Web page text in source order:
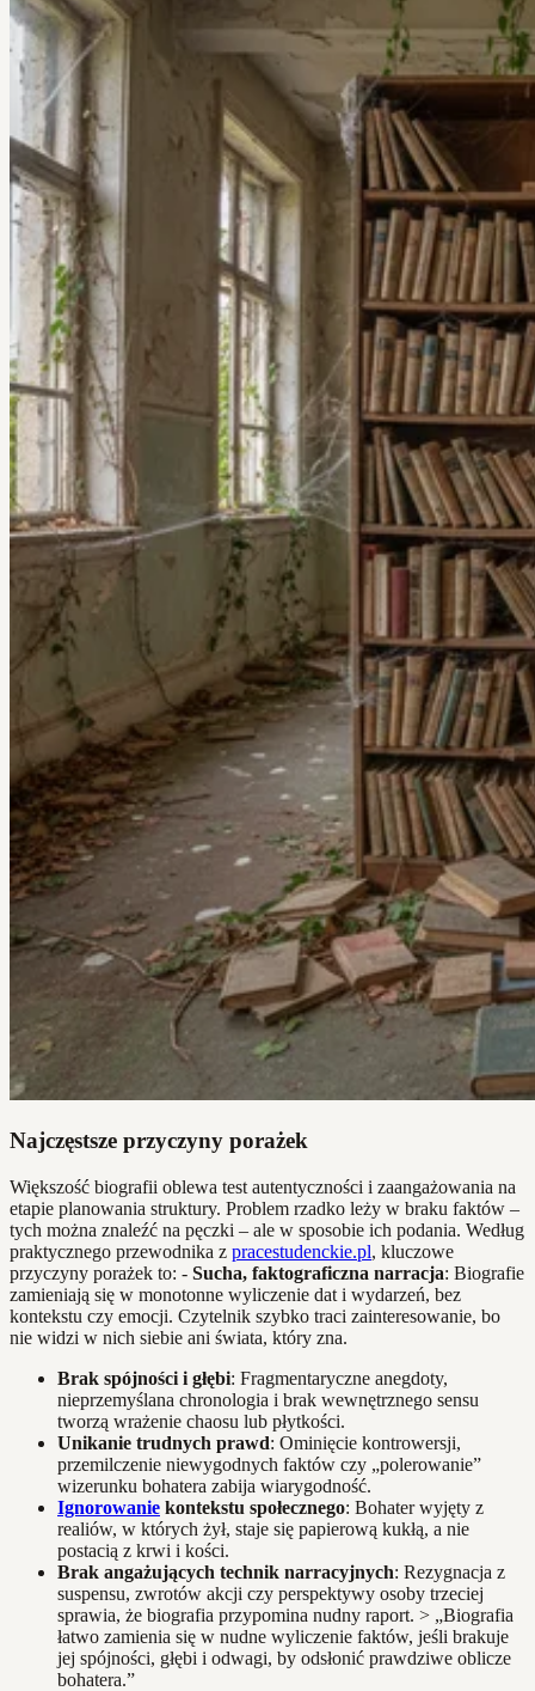
Najczęstsze przyczyny porażek
Większość biografii oblewa test autentyczności i zaangażowania na
etapie planowania struktury. Problem rzadko leży w braku faktów –
tych można znaleźć na pęczki – ale w sposobie ich podania. Według
praktycznego przewodnika z pracestudenckie.pl, kluczowe
przyczyny porażek to: - Sucha, faktograficzna narracja: Biografie
zamieniają się w monotonne wyliczenie dat i wydarzeń, bez
kontekstu czy emocji. Czytelnik szybko traci zainteresowanie, bo
nie widzi w nich siebie ani świata, który zna.
Brak spójności i głębi: Fragmentaryczne anegdoty,
nieprzemyślana chronologia i brak wewnętrznego sensu
tworzą wrażenie chaosu lub płytkości.
Unikanie trudnych prawd: Ominięcie kontrowersji,
przemilczenie niewygodnych faktów czy „polerowanie”
wizerunku bohatera zabija wiarygodność.
Ignorowanie kontekstu społecznego: Bohater wyjęty z
realiów, w których żył, staje się papierową kukłą, a nie
postacią z krwi i kości.
Brak angażujących technik narracyjnych: Rezygnacja z
suspensu, zwrotów akcji czy perspektywy osoby trzeciej
sprawia, że biografia przypomina nudny raport. > „Biografia
łatwo zamienia się w nudne wyliczenie faktów, jeśli brakuje
jej spójności, głębi i odwagi, by odsłonić prawdziwe oblicze
bohatera.”